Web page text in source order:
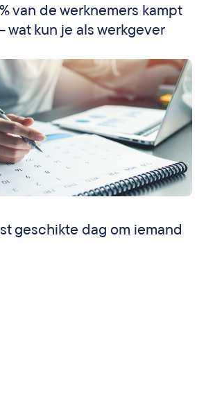
van de werknemers kampt
wat kun je als werkgever
geschikte dag om iemand